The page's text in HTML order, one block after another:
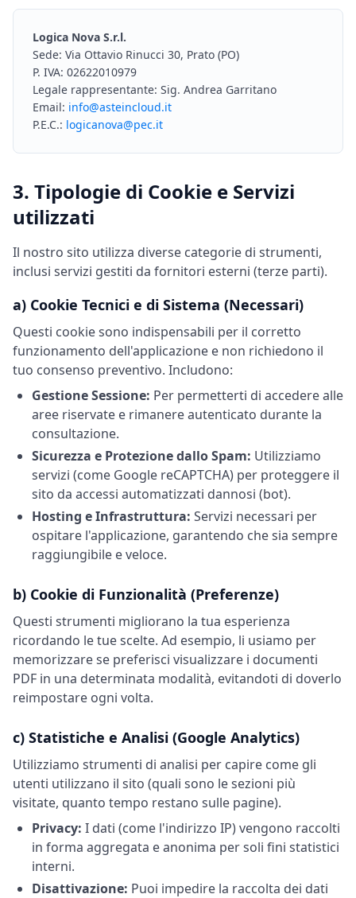
Logica Nova S.r.l.
Sede: Via Ottavio Rinucci 30, Prato (PO)
P. IVA: 02622010979
Legale rappresentante: Sig. Andrea Garritano
Email: info@asteincloud.it
P.E.C.: logicanova@pec.it
3. Tipologie di Cookie e Servizi
utilizzati
Il nostro sito utilizza diverse categorie di strumenti,
inclusi servizi gestiti da fornitori esterni (terze parti).
a) Cookie Tecnici e di Sistema (Necessari)
Questi cookie sono indispensabili per il corretto
funzionamento dell'applicazione e non richiedono il
tuo consenso preventivo. Includono:
Gestione Sessione: Per permetterti di accedere alle
aree riservate e rimanere autenticato durante la
consultazione.
Sicurezza e Protezione dallo Spam: Utilizziamo
servizi (come Google reCAPTCHA) per proteggere il
sito da accessi automatizzati dannosi (bot).
Hosting e Infrastruttura: Servizi necessari per
ospitare l'applicazione, garantendo che sia sempre
raggiungibile e veloce.
b) Cookie di Funzionalità (Preferenze)
Questi strumenti migliorano la tua esperienza
ricordando le tue scelte. Ad esempio, li usiamo per
memorizzare se preferisci visualizzare i documenti
PDF in una determinata modalità, evitandoti di doverlo
reimpostare ogni volta.
c) Statistiche e Analisi (Google Analytics)
Utilizziamo strumenti di analisi per capire come gli
utenti utilizzano il sito (quali sono le sezioni più
visitate, quanto tempo restano sulle pagine).
Privacy: I dati (come l'indirizzo IP) vengono raccolti
in forma aggregata e anonima per soli fini statistici
interni.
Disattivazione: Puoi impedire la raccolta dei dati